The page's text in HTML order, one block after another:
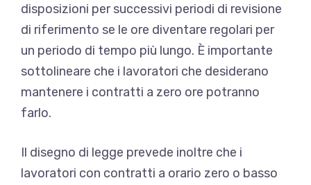
disposizioni per successivi periodi di revisione
di riferimento se le ore diventare regolari per
un periodo di tempo più lungo. È importante
sottolineare che i lavoratori che desiderano
mantenere i contratti a zero ore potranno
farlo.
Il disegno di legge prevede inoltre che i
lavoratori con contratti a orario zero o basso